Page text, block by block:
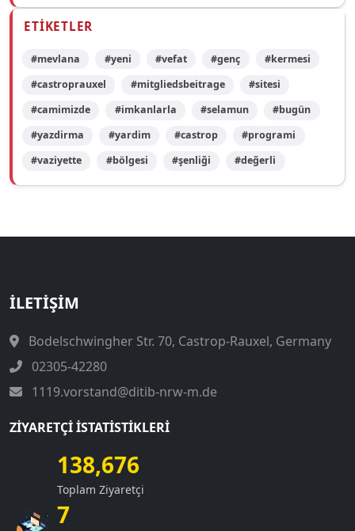
ETIKETLER
#mevlana #yeni #vefat #genç
#kermesi
#castroprauxel
#mitgliedsbeitrage
#sitesi
#camimizde
#imkanlarla #selamun
#bugün
#yazdirma
#yardim #castrop
#programi
#vaziyette
#bölgesi #şenliği #değerli
İLETIŞIM
Bodelschwingher Str. 70, Castrop-Rauxel, Germany
02305-42280
1119.vorstand@ditib-nrw-m.de
ZIYARETÇI İSTATISTIKLERI
138,676
Toplam Ziyaretçi
7